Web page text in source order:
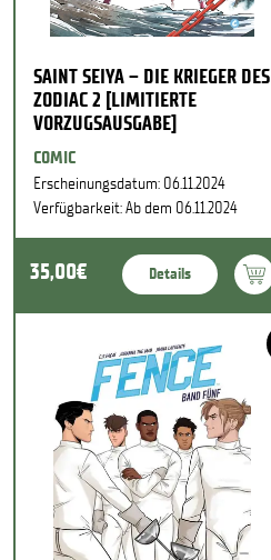
SAINT SEIYA – DIE KRIEGER DES
ZODIAC 2 [LIMITIERTE
VORZUGSAUSGABE]
COMIC
Erscheinungsdatum: 06.11.2024
Verfügbarkeit: Ab dem 06.11.2024
35,00€ Details